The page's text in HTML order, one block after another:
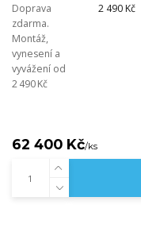
Doprava
zdarma.
Montáž,
vynesení a
vyvážení od
2 490 Kč
2 490 Kč
62 400 Kč/ks